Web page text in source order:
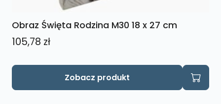
Obraz Święta Rodzina M30 18 x 27 cm
105,78 zł
Zobacz produkt